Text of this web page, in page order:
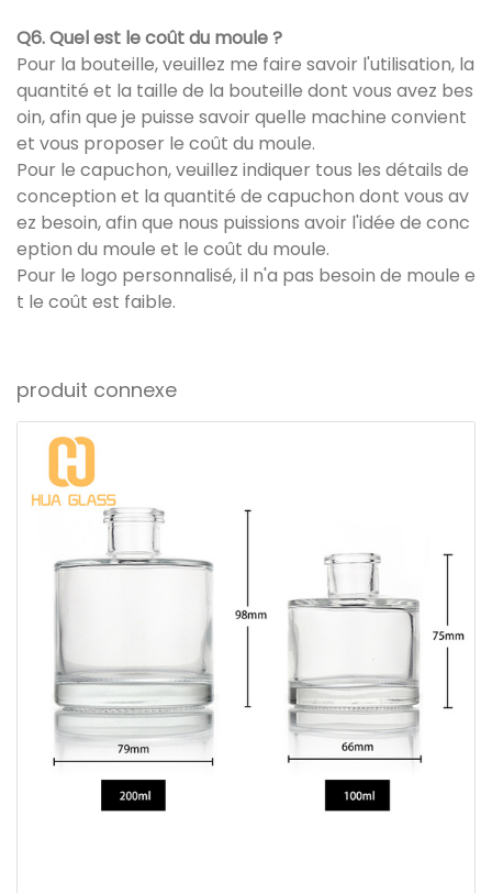
Q6. Quel est le coût du moule ?
Pour la bouteille, veuillez me faire savoir l'utilisation, la
quantité et la taille de la bouteille dont vous avez bes
oin, afin que je puisse savoir quelle machine convient
et vous proposer le coût du moule.
Pour le capuchon, veuillez indiquer tous les détails de
conception et la quantité de capuchon dont vous av
ez besoin, afin que nous puissions avoir l'idée de conc
eption du moule et le coût du moule.
Pour le logo personnalisé, il n'a pas besoin de moule e
t le coût est faible.
produit connexe